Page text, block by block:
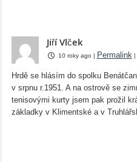
Jiří Vlček
10 roky ago | Permalink |
Hrdě se hlásím do spolku
v srpnu r.1951. A na ostrově se
tenisovými kurty jsem pak prožil
základky v Klimentské a v